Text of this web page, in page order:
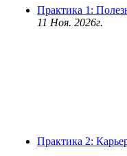
Практика 1:
11 Ноя. 2026г.
Практика 2: